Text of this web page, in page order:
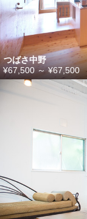
つばさ中野
¥67,500～¥67,500